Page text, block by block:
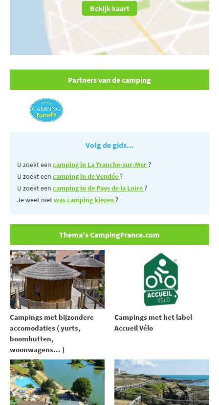
Bekijk kaart
Partners van de camping
Volg de gids...
U zoekt een camping in La Tranche-sur-Mer?
U zoekt een camping in de Vendée?
U zoekt een camping in de Pays de la Loire?
Je weet nietwas camping kiezen?
Thema's CampingFrance.com
Campings met bijzondere
accomodaties ( yurts,
boomhutten,
woonwagens... )
Campings met het label
Accueil Vélo